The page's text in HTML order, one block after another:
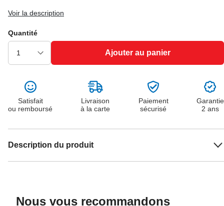
Voir la description
Quantité
Ajouter au panier
Satisfait
ou remboursé
Livraison
à la carte
Paiement
sécurisé
Garantie
2 ans
Description du produit
Nous vous recommandons